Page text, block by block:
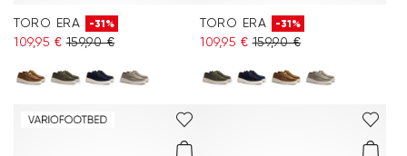
TORO ERA -31%
109,95 € 159,90 €
TORO ERA -31%
109,95 € 159,90 €